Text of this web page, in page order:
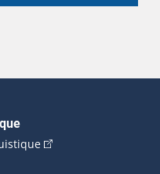
(Cet hyperlien